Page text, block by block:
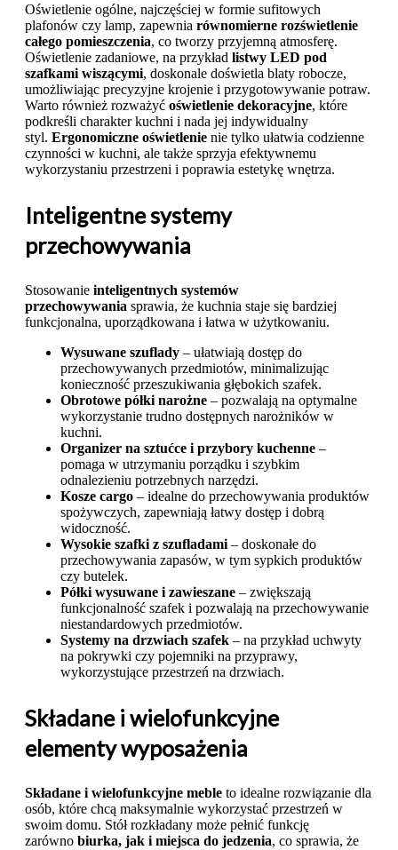
Oświetlenie ogólne, najczęściej w formie sufitowych
plafonów czy lamp, zapewnia równomierne rozświetlenie
całego pomieszczenia, co tworzy przyjemną atmosferę.
Oświetlenie zadaniowe, na przykład listwy LED pod
szafkami wiszącymi, doskonale doświetla blaty robocze,
umożliwiając precyzyjne krojenie i przygotowywanie potraw.
Warto również rozważyć oświetlenie dekoracyjne, które
podkreśli charakter kuchni i nada jej indywidualny
styl. Ergonomiczne oświetlenie nie tylko ułatwia codzienne
czynności w kuchni, ale także sprzyja efektywnemu
wykorzystaniu przestrzeni i poprawia estetykę wnętrza.
Inteligentne systemy
przechowywania
Stosowanie inteligentnych systemów
przechowywania sprawia, że kuchnia staje się bardziej
funkcjonalna, uporządkowana i łatwa w użytkowaniu.
Wysuwane szuflady – ułatwiają dostęp do
przechowywanych przedmiotów, minimalizując
konieczność przeszukiwania głębokich szafek.
Obrotowe półki narożne – pozwalają na optymalne
wykorzystanie trudno dostępnych narożników w
kuchni.
Organizer na sztućce i przybory kuchenne –
pomaga w utrzymaniu porządku i szybkim
odnalezieniu potrzebnych narzędzi.
Kosze cargo – idealne do przechowywania produktów
spożywczych, zapewniają łatwy dostęp i dobrą
widoczność.
Wysokie szafki z szufladami – doskonałe do
przechowywania zapasów, w tym sypkich produktów
czy butelek.
Półki wysuwane i zawieszane – zwiększają
funkcjonalność szafek i pozwalają na przechowywanie
niestandardowych przedmiotów.
Systemy na drzwiach szafek – na przykład uchwyty
na pokrywki czy pojemniki na przyprawy,
wykorzystujące przestrzeń na drzwiach.
Składane i wielofunkcyjne
elementy wyposażenia
Składane i wielofunkcyjne meble to idealne rozwiązanie dla
osób, które chcą maksymalnie wykorzystać przestrzeń w
swoim domu. Stół rozkładany może pełnić funkcję
zarówno biurka, jak i miejsca do jedzenia, co sprawia, że